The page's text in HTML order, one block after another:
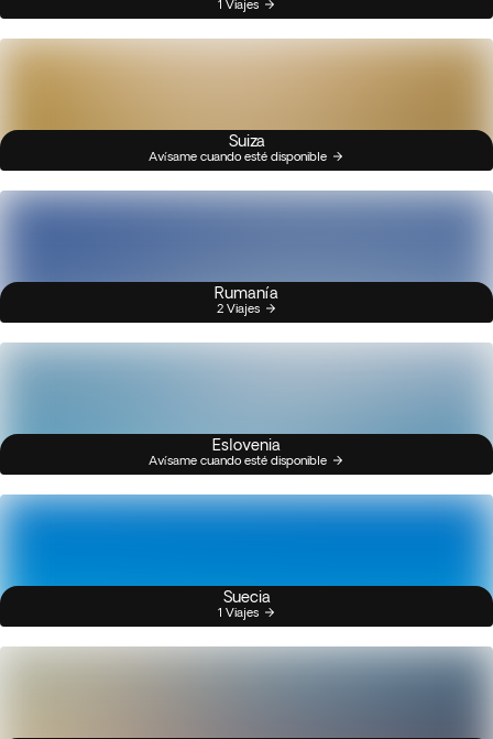
1 Viajes
Suiza
Avísame cuando esté disponible
Rumanía
2 Viajes
Eslovenia
Avísame cuando esté disponible
Suecia
1 Viajes